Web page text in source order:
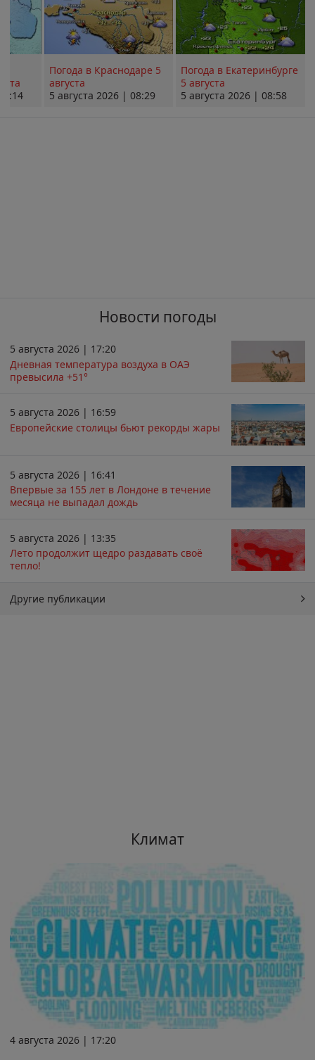
Погода в Краснодаре 5
августа
5 августа 2026 | 08:29
Погода в Екатеринбурге
5 августа
5 августа 2026 | 08:58
Новости погоды
5 августа 2026 | 17:20
Дневная температура воздуха в ОАЭ
превысила +51°
5 августа 2026 | 16:59
Европейские столицы бьют рекорды жары
5 августа 2026 | 16:41
Впервые за 155 лет в Лондоне в течение
месяца не выпадал дождь
5 августа 2026 | 13:35
Лето продолжит щедро раздавать своё
тепло!
Другие публикации
Климат
4 августа 2026 | 17:20